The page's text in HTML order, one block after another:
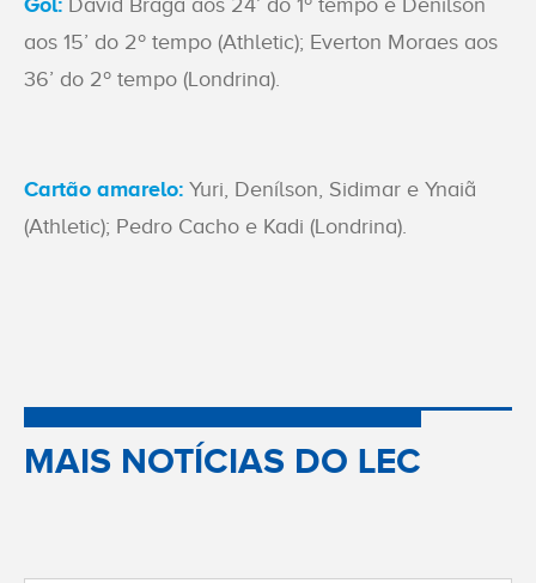
aos 15’ do 2º tempo (Athletic); Everton Moraes aos
36’ do 2º tempo (Londrina).
Cartão amarelo: Yuri, Denílson, Sidimar e Ynaiã
(Athletic); Pedro Cacho e Kadi (Londrina).
MAIS NOTÍCIAS DO LEC